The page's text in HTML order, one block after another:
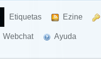
Etiquetas Ezine
Webchat Ayuda